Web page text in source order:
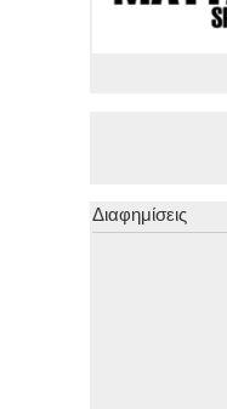
Διαφημίσεις